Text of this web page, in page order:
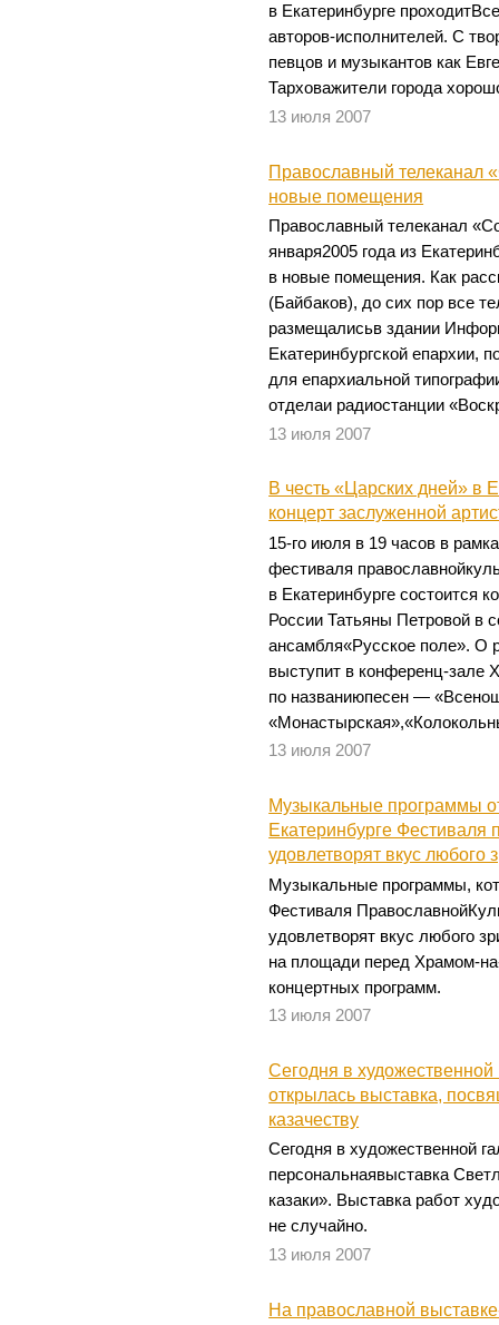
в Екатеринбурге
авторов-исполнителей. С
певцов и музыкантов как
Тарховажители города
13 июля 2007
Православный телеканал
новые помещения
Православный телеканал
января2005 года из
в новые помещения. Как
(Байбаков), до сих пор все
размещалисьв здании
Екатеринбургской епархии,
для епархиальной
отделаи радиостанции
13 июля 2007
В честь «Царских дней» в
концерт заслуженной
15-го июля в 19 часов в
фестиваля
в Екатеринбурге состоится
России Татьяны Петровой в
ансамбля«Русское поле». О
выступит в конференц-зале
по названиюпесен —
13 июля 2007
Музыкальные программы
Екатеринбурге Фестиваля
удовлетворят вкус любого
Музыкальные программы,
Фестиваля
удовлетворят вкус любого
на площади перед Храмом-
концертных программ.
13 июля 2007
Сегодня в
открылась выставка,
казачеству
Сегодня в художественной
персональнаявыставка
казаки». Выставка работ
не случайно.
13 июля 2007
На православной